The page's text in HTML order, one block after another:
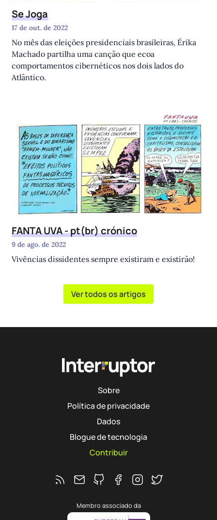
Se Joga
17 de out. de 2022
No mês das eleições presidenciais brasileiras, Érika
Machado partilha uma canção que ecoa
comportamentos cibernéticos nos dois lados do
Atlântico.
FANTA UVA - pt(br) crónico
9 de ago. de 2022
Vivências dissidentes sempre existiram e existirão!
Ver todos os artigos
Sobre
Política de privacidade
Dados
Blogue de tecnologia
Contribuir
Membro associado da